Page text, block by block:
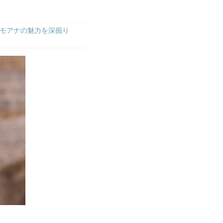
アナの魅力を深掘り